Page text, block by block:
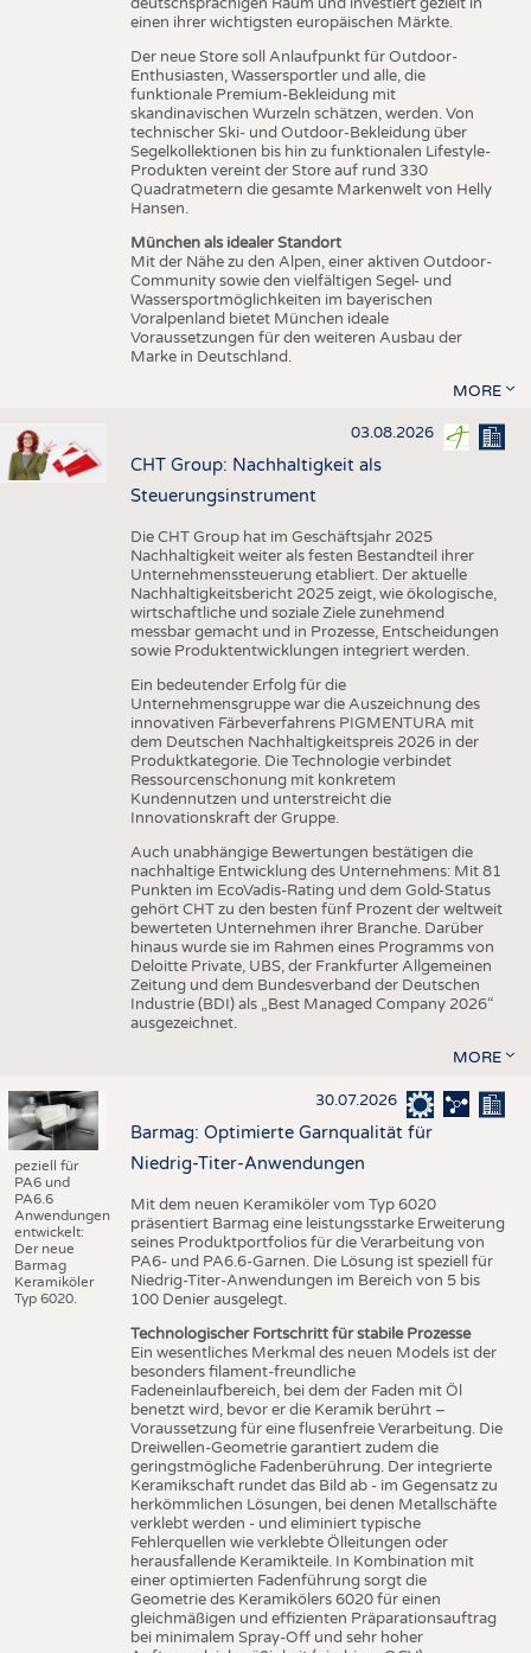
einen ihrer wichtigsten europäischen Märkte.
Der neue Store soll Anlaufpunkt für Outdoor-
Enthusiasten, Wassersportler und alle, die
funktionale Premium-Bekleidung mit
skandinavischen Wurzeln schätzen, werden. Von
technischer Ski- und Outdoor-Bekleidung über
Segelkollektionen bis hin zu funktionalen Lifestyle-
Produkten vereint der Store auf rund 330
Quadratmetern die gesamte Markenwelt von Helly
Hansen.
München als idealer Standort
Mit der Nähe zu den Alpen, einer aktiven Outdoor-
Community sowie den vielfältigen Segel- und
Wassersportmöglichkeiten im bayerischen
Voralpenland bietet München ideale
Voraussetzungen für den weiteren Ausbau der
Marke in Deutschland.
MORE
03.08.2026
CHT Group: Nachhaltigkeit als
Steuerungsinstrument
Die CHT Group hat im Geschäftsjahr 2025
Nachhaltigkeit weiter als festen Bestandteil ihrer
Unternehmenssteuerung etabliert. Der aktuelle
Nachhaltigkeitsbericht 2025 zeigt, wie ökologische,
wirtschaftliche und soziale Ziele zunehmend
messbar gemacht und in Prozesse, Entscheidungen
sowie Produktentwicklungen integriert werden.
Ein bedeutender Erfolg für die
Unternehmensgruppe war die Auszeichnung des
innovativen Färbeverfahrens PIGMENTURA mit
dem Deutschen Nachhaltigkeitspreis 2026 in der
Produktkategorie. Die Technologie verbindet
Ressourcenschonung mit konkretem
Kundennutzen und unterstreicht die
Innovationskraft der Gruppe.
Auch unabhängige Bewertungen bestätigen die
nachhaltige Entwicklung des Unternehmens: Mit 81
Punkten im EcoVadis-Rating und dem Gold-Status
gehört CHT zu den besten fünf Prozent der weltweit
bewerteten Unternehmen ihrer Branche. Darüber
hinaus wurde sie im Rahmen eines Programms von
Deloitte Private, UBS, der Frankfurter Allgemeinen
Zeitung und dem Bundesverband der Deutschen
Industrie (BDI) als „Best Managed Company 2026“
ausgezeichnet.
MORE
peziell für
PA6 und
PA6.6
Anwendungen
entwickelt:
Der neue
Barmag
Keramiköler
Typ 6020.
30.07.2026
Barmag: Optimierte Garnqualität für
Niedrig-Titer-Anwendungen
Mit dem neuen Keramiköler vom Typ 6020
präsentiert Barmag eine leistungsstarke Erweiterung
seines Produktportfolios für die Verarbeitung von
PA6- und PA6.6-Garnen. Die Lösung ist speziell für
Niedrig-Titer-Anwendungen im Bereich von 5 bis
100 Denier ausgelegt.
Technologischer Fortschritt für stabile Prozesse
Ein wesentliches Merkmal des neuen Models ist der
besonders filament-freundliche
Fadeneinlaufbereich, bei dem der Faden mit Öl
benetzt wird, bevor er die Keramik berührt –
Voraussetzung für eine flusenfreie Verarbeitung. Die
Dreiwellen-Geometrie garantiert zudem die
geringstmögliche Fadenberührung. Der integrierte
Keramikschaft rundet das Bild ab - im Gegensatz zu
herkömmlichen Lösungen, bei denen Metallschäfte
verklebt werden - und eliminiert typische
Fehlerquellen wie verklebte Ölleitungen oder
herausfallende Keramikteile. In Kombination mit
einer optimierten Fadenführung sorgt die
Geometrie des Keramikölers 6020 für einen
gleichmäßigen und effizienten Präparationsauftrag
bei minimalem Spray-Off und sehr hoher